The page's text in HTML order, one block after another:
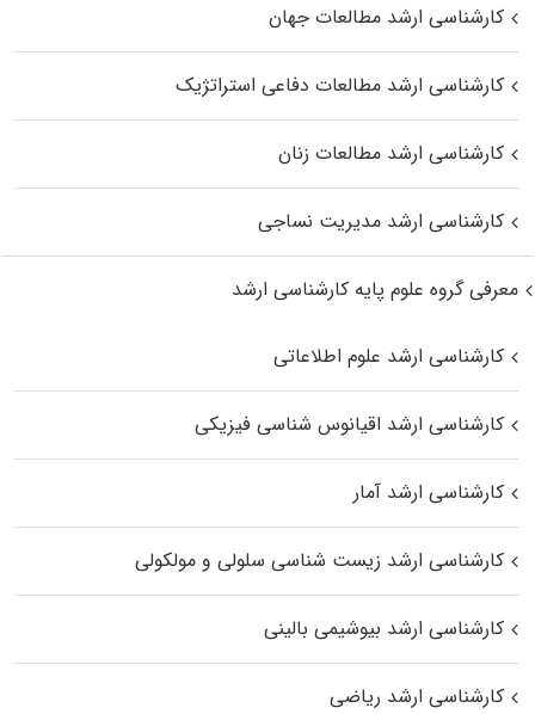
کارشناسی ارشد مطالعات جهان
کارشناسی ارشد مطالعات دفاعی استراتژیک
کارشناسی ارشد مطالعات زنان
کارشناسی ارشد مدیریت نساجی
معرفی گروه علوم پایه کارشناسی ارشد
کارشناسی ارشد علوم اطلاعاتی
کارشناسی ارشد اقیانوس‌ شناسی فیزیکی
کارشناسی ارشد آمار
کارشناسی ارشد زیست شناسی سلولی و مولکولی
کارشناسی ارشد بیوشیمی بالینی
کارشناسی ارشد ریاضی